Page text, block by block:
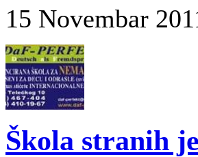
15 Novembar
Škola stranih